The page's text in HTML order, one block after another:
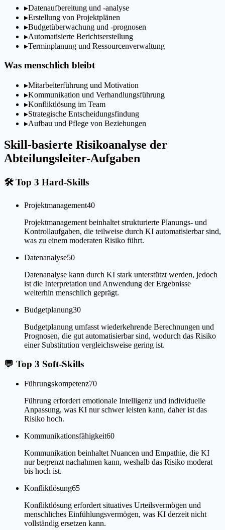
▸Datenaufbereitung und -analyse
▸Erstellung von Projektplänen
▸Budgetüberwachung und -prognosen
▸Automatisierte Berichtserstellung
▸Terminplanung und Ressourcenverwaltung
Was menschlich bleibt
▸Mitarbeiterführung und Motivation
▸Kommunikation und Verhandlungsführung
▸Konfliktlösung im Team
▸Strategische Entscheidungsfindung
▸Aufbau und Pflege von Beziehungen
Skill-basierte Risikoanalyse der
Abteilungsleiter-Aufgaben
🛠Top 3 Hard-Skills
Projektmanagement40
Projektmanagement beinhaltet strukturierte Planungs- und
Kontrollaufgaben, die teilweise durch KI automatisierbar sind,
was zu einem moderaten Risiko führt.
Datenanalyse50
Datenanalyse kann durch KI stark unterstützt werden, jedoch
ist die Interpretation und Anwendung der Ergebnisse
weiterhin menschlich geprägt.
Budgetplanung30
Budgetplanung umfasst wiederkehrende Berechnungen und
Prognosen, die gut automatisierbar sind, wodurch das Risiko
einer Substitution vergleichsweise gering ist.
💬 Top 3 Soft-Skills
Führungskompetenz70
Führung erfordert emotionale Intelligenz und individuelle
Anpassung, was KI nur schwer leisten kann, daher ist das
Risiko hoch.
Kommunikationsfähigkeit60
Kommunikation beinhaltet Nuancen und Empathie, die KI
nur begrenzt nachahmen kann, weshalb das Risiko moderat
bis hoch ist.
Konfliktlösung65
Konfliktlösung erfordert situatives Urteilsvermögen und
menschliches Einfühlungsvermögen, was KI derzeit nicht
vollständig ersetzen kann.